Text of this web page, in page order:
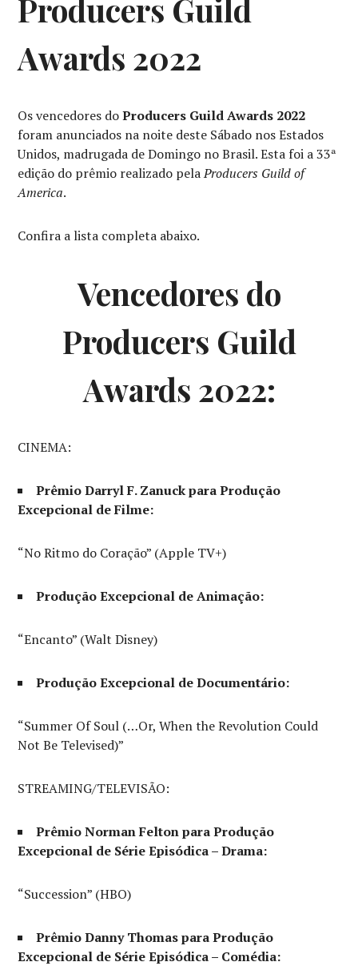
NOTÍCIAS
DE
NOTÍCIAS
DE
Producers Guild
Awards 2022
Os vencedores doProducers Guild Awards 2022
foram anunciados na noite deste Sábado nos Estados
Unidos, madrugada de Domingo no Brasil. Esta foi a 33ª
edição do prêmio realizado pelaProducers Guild of
America.
Confira a lista completa abaixo.
Vencedores do
Producers Guild
Awards 2022:
CINEMA:
Prêmio Darryl F. Zanuck para Produção
Excepcional de Filme:
“No Ritmo do Coração” (Apple TV+)
Produção Excepcional de Animação:
“Encanto” (Walt Disney)
Produção Excepcional de Documentário:
“Summer Of Soul (…Or, When the Revolution Could
Not Be Televised)”
STREAMING/TELEVISÃO:
Prêmio Norman Felton para Produção
Excepcional de Série Episódica – Drama:
“Succession” (HBO)
Prêmio Danny Thomas para Produção
Excepcional de Série Episódica – Comédia: